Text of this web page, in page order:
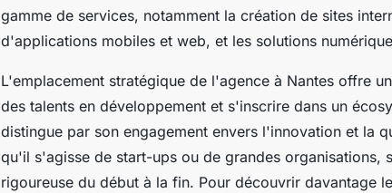
gamme de services, notamment la création de sites
d'applications mobiles et web, et les solutions
L'emplacement stratégique de l'agence à Nantes offre
des talents en développement et s'inscrire dans un
distingue par son engagement envers l'innovation et la
qu'il s'agisse de start-ups ou de grandes organisations,
rigoureuse du début à la fin. Pour découvrir davantage